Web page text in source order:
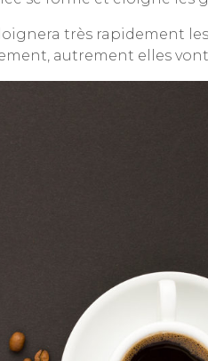
très rapidement
autrement elles